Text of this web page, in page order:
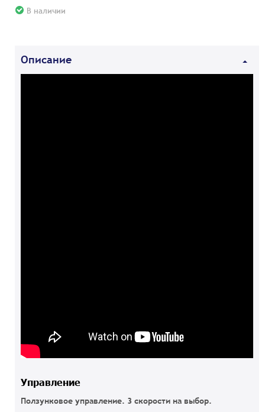
В наличии
Описание
Управление
Ползунковое управление. 3 скорости на выбор.